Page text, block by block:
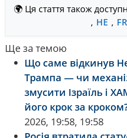
🌍 Ця стаття також
, HE , FR
Ще за темою
Що саме відкинув
Трампа — чи
змусити Ізраїль і
його крок за
2026, 19:58, 19:58